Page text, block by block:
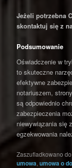
Jeżeli potrzebna
skontaktuj się z
Podsumowanie
Oświadczenie w
to skuteczne
efektywne
notariuszem,
są odpowiednio
zabezpieczenia
niewywiązania się
egzekwowania
Zaszufladkowano
umowa,umowa o